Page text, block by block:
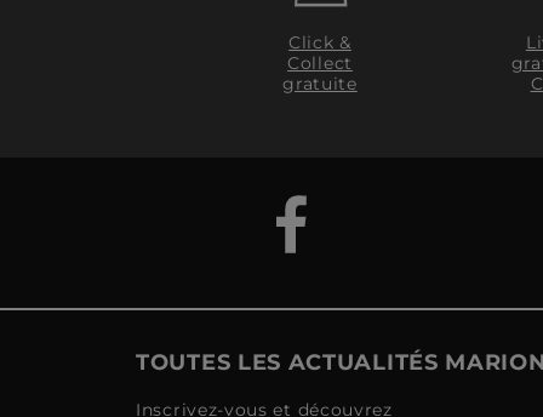
Click &
Collect
gratuite
TOUTES LES ACTUALITÉS
Inscrivez-vous et découvrez